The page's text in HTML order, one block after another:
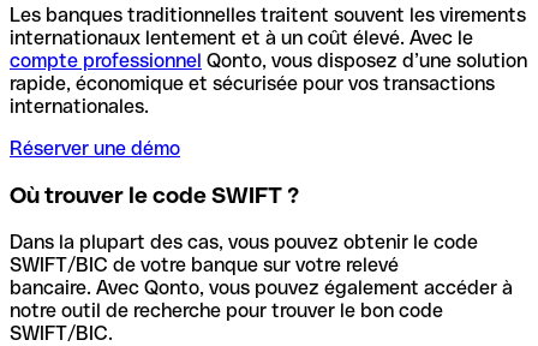
Les banques traditionnelles traitent souvent les virements
internationaux lentement et à un coût élevé. Avec le
compte professionnel Qonto, vous disposez d’une solution
rapide, économique et sécurisée pour vos transactions
internationales.
Réserver une démo
Où trouver le code SWIFT ?
Dans la plupart des cas, vous pouvez obtenir le code
SWIFT/BIC de votre banque sur votre relevé
bancaire. Avec Qonto, vous pouvez également accéder à
notre outil de recherche pour trouver le bon code
SWIFT/BIC.